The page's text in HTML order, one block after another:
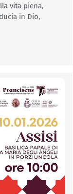
vita piena,
in Dio,